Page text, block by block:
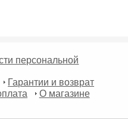
персональной
Гарантии и возврат
О магазине